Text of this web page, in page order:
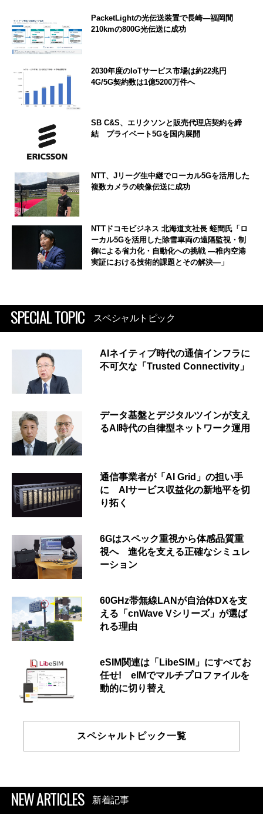
PacketLightの光伝送装置で長崎―福岡間
210kmの800G光伝送に成功
2030年度のIoTサービス市場は約22兆円
4G/5G契約数は1億5200万件へ
SB C&S、エリクソンと販売代理店契約を締
結 プライベート5Gを国内展開
NTT、Jリーグ生中継でローカル5Gを活用した
複数カメラの映像伝送に成功
NTTドコモビジネス 北海道支社長 蛭間氏「ロ
ーカル5Gを活用した除雪車両の遠隔監視・制
御による省力化・自動化への挑戦 ―稚内空港
実証における技術的課題とその解決―」
SPECIAL TOPIC スペシャルトピック
AIネイティブ時代の通信インフラに
不可欠な「Trusted Connectivity」
データ基盤とデジタルツインが支え
るAI時代の自律型ネットワーク運用
通信事業者が「AI Grid」の担い手
に AIサービス収益化の新地平を切
り拓く
6Gはスペック重視から体感品質重
視へ 進化を支える正確なシミュレ
ーション
60GHz帯無線LANが自治体DXを支
える「cnWave Vシリーズ」が選ば
れる理由
eSIM関連は「LibeSIM」にすべてお
任せ! eIMでマルチプロファイルを
動的に切り替え
スペシャルトピック一覧
NEW ARTICLES 新着記事